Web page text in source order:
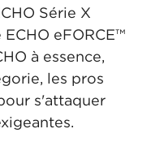
Série X
eFORCE™
à essence,
les pros
s'attaquer